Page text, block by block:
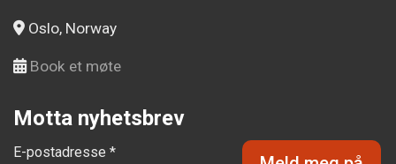
Oslo, Norway
Book et møte
Motta nyhetsbrev
E-postadresse *